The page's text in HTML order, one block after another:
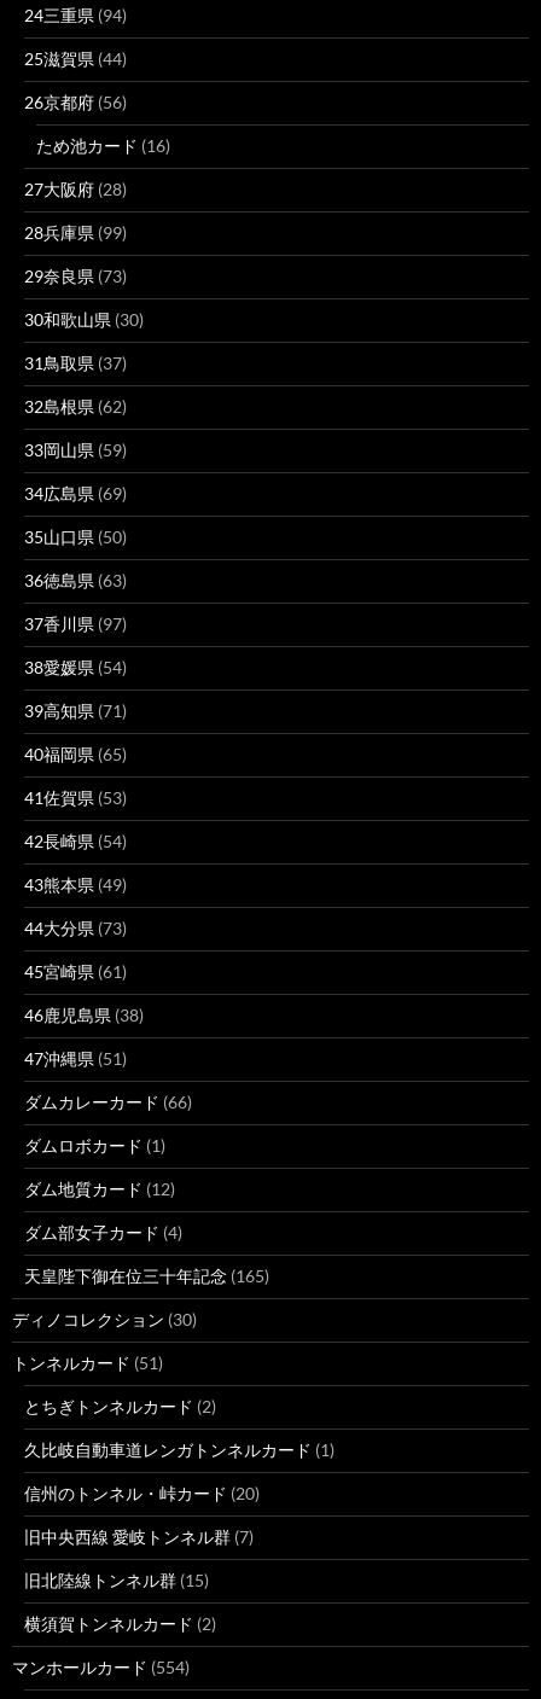
24三重県 (94)
25滋賀県 (44)
26京都府 (56)
ため池カード (16)
27大阪府 (28)
28兵庫県 (99)
29奈良県 (73)
30和歌山県 (30)
31鳥取県 (37)
32島根県 (62)
33岡山県 (59)
34広島県 (69)
35山口県 (50)
36徳島県 (63)
37香川県 (97)
38愛媛県 (54)
39高知県 (71)
40福岡県 (65)
41佐賀県 (53)
42長崎県 (54)
43熊本県 (49)
44大分県 (73)
45宮崎県 (61)
46鹿児島県 (38)
47沖縄県 (51)
ダムカレーカード (66)
ダムロボカード (1)
ダム地質カード (12)
ダム部女子カード (4)
天皇陛下御在位三十年記念 (165)
ディノコレクション (30)
トンネルカード (51)
とちぎトンネルカード (2)
久比岐自動車道レンガトンネルカード (1)
信州のトンネル・峠カード (20)
旧中央西線 愛岐トンネル群 (7)
旧北陸線トンネル群 (15)
横須賀トンネルカード (2)
マンホールカード (554)